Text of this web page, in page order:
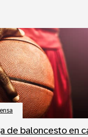
de baloncesto en